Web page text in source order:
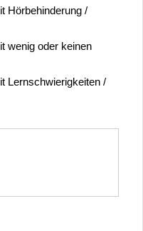
Hörbehinderung /
wenig oder keinen
Lernschwierigkeiten /